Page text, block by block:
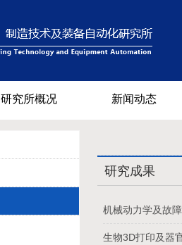
研究所概况 新闻动态
研究成果
机械动力学及故
生物3D打印及器